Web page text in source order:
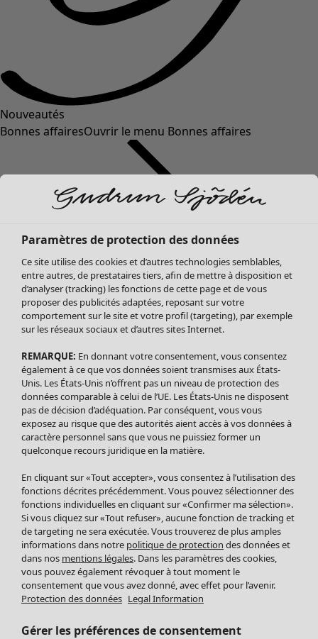
Nouveautés
Bonnes affairesOuvrir le menu Bonnes affaires
Soldes Vêtements
Tous les vêtements
Robes
Tuniques
Blouses
Tops
Gilets
Pantalon
Jupes
Leggings et collants
Accessoires
Chaussures
Vêtements de bain
Basics
Soldes Mobilier
Bonnes affaires déco
Décoration
Textiles
Tapis
Éponge
Paramètres de protection des données
Ce site utilise des cookies et d’autres technologies semblables,
entre autres, de prestataires tiers, afin de mettre à disposition et
d’analyser (tracking) les fonctions de cette page et de vous
proposer des publicités adaptées, reposant sur votre
comportement sur le site et votre profil (targeting), par exemple
sur les réseaux sociaux et d’autres sites Internet.
REMARQUE: En donnant votre consentement, vous consentez
également à ce que vos données soient transmises aux États-
Unis. Les États-Unis n’offrent pas un niveau de protection des
données comparable à celui de l’UE. Les États-Unis ne disposent
pas de décision d’adéquation. Par conséquent, vous vous
exposez au risque que des autorités aient accès à vos données à
caractère personnel sans que vous ne puissiez former un
quelconque recours juridique en la matière.
En cliquant sur «Tout accepter», vous consentez à l’utilisation des
fonctions décrites précédemment. Vous pouvez sélectionner des
fonctions individuelles en cliquant sur «Confirmer ma sélection».
Si vous cliquez sur «Tout refuser», aucune fonction de tracking et
de targeting ne sera exécutée. Vous trouverez de plus amples
informations dans notre politique de protection des données et
dans nos mentions légales. Dans les paramètres des cookies,
vous pouvez également révoquer à tout moment le
consentement que vous avez donné, avec effet pour l’avenir.
Protection des données Legal Information
Gérer les préférences de consentement